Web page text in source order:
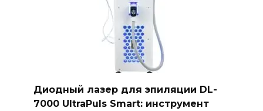
Диодный лазер для эпиляции DL-
7000 UltraPuls Smart: инструмент